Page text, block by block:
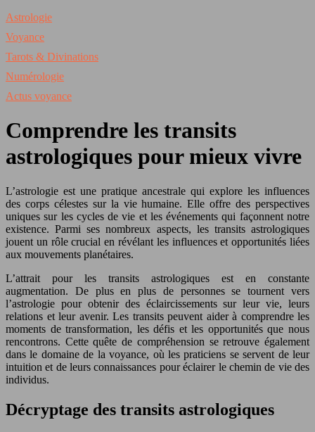
Astrologie
Voyance
Tarots & Divinations
Numérologie
Actus voyance
Comprendre les transits
astrologiques pour mieux vivre
L’astrologie est une pratique ancestrale qui explore les influences
des corps célestes sur la vie humaine. Elle offre des perspectives
uniques sur les cycles de vie et les événements qui façonnent notre
existence. Parmi ses nombreux aspects, les transits astrologiques
jouent un rôle crucial en révélant les influences et opportunités liées
aux mouvements planétaires.
L’attrait pour les transits astrologiques est en constante
augmentation. De plus en plus de personnes se tournent vers
l’astrologie pour obtenir des éclaircissements sur leur vie, leurs
relations et leur avenir. Les transits peuvent aider à comprendre les
moments de transformation, les défis et les opportunités que nous
rencontrons. Cette quête de compréhension se retrouve également
dans le domaine de la voyance, où les praticiens se servent de leur
intuition et de leurs connaissances pour éclairer le chemin de vie des
individus.
Décryptage des transits astrologiques